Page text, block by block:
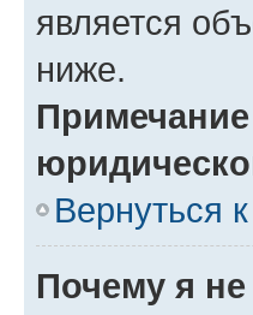
является
ниже.
Вернуться
Почему я не